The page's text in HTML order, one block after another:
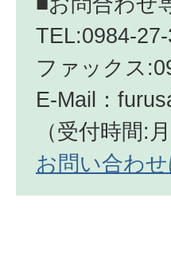
TEL:0984-
ファックス
E-Mail：
（受付時間:
お問い合わ